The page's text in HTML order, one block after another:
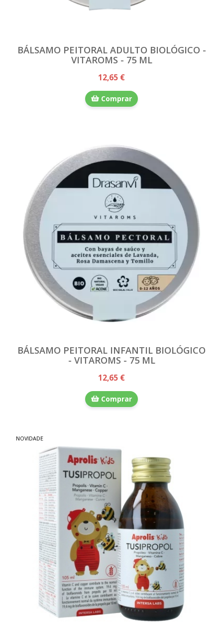
BÁLSAMO PEITORAL ADULTO BIOLÓGICO -
VITAROMS - 75 ML
12,65 €
Comprar
BÁLSAMO PEITORAL INFANTIL BIOLÓGICO
- VITAROMS - 75 ML
12,65 €
Comprar
NOVIDADE